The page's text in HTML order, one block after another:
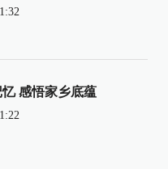
感悟家乡底蕴